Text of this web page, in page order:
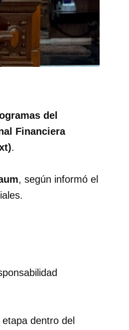
del
Financiera
.
, según informó el
dentro del